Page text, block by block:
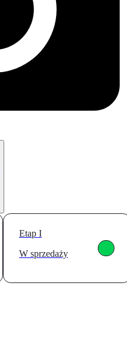
Etap I
W sprzedaży